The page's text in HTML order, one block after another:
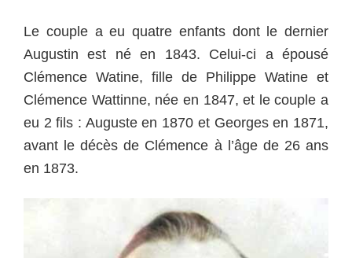
Le couple a eu quatre enfants dont le dernier
Augustin est né en 1843. Celui-ci a épousé
Clémence Watine, fille de Philippe Watine et
Clémence Wattinne, née en 1847, et le couple a
eu 2 fils : Auguste en 1870 et Georges en 1871,
avant le décès de Clémence à l’âge de 26 ans
en 1873.